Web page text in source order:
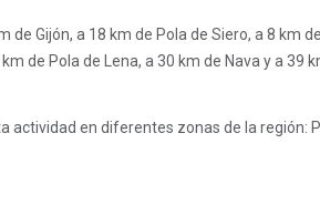
Gijón, a 18 km de Pola de Siero, a 8 km
de Pola de Lena, a 30 km de Nava y a 39
actividad en diferentes zonas de la región: